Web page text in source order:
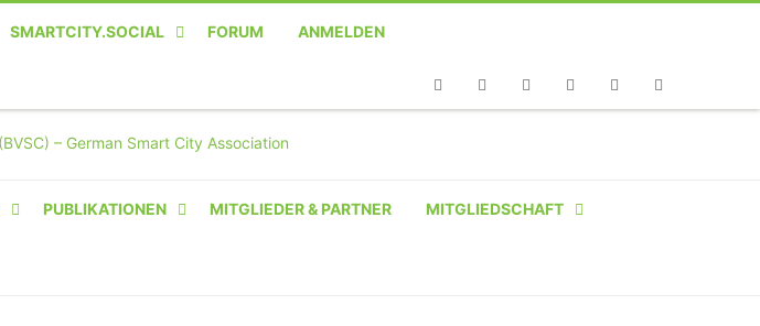
SMARTCITY.SOCIAL FORUM ANMELDEN
PUBLIKATIONEN MITGLIEDER & PARTNER MITGLIEDSCHAFT